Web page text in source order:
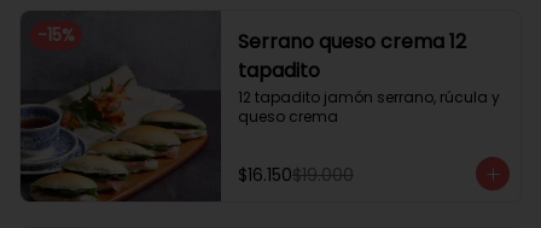
-15%
Serrano queso crema 12
tapadito
12 tapadito jamón serrano, rúcula y
queso crema
$16.150$19.000